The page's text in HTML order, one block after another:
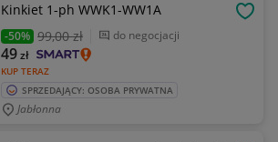
Kinkiet 1-ph WWK1-WW1A
-50% 99,00 zł do negocjacji
KUP TERAZ
49zł
SPRZEDAJĄCY: OSOBA PRYWATNA
Jabłonna